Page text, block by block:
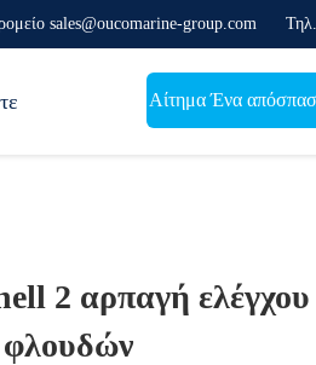
sales@oucomarine-group.com
Αίτημα Ένα
2 αρπαγή ελέγχου